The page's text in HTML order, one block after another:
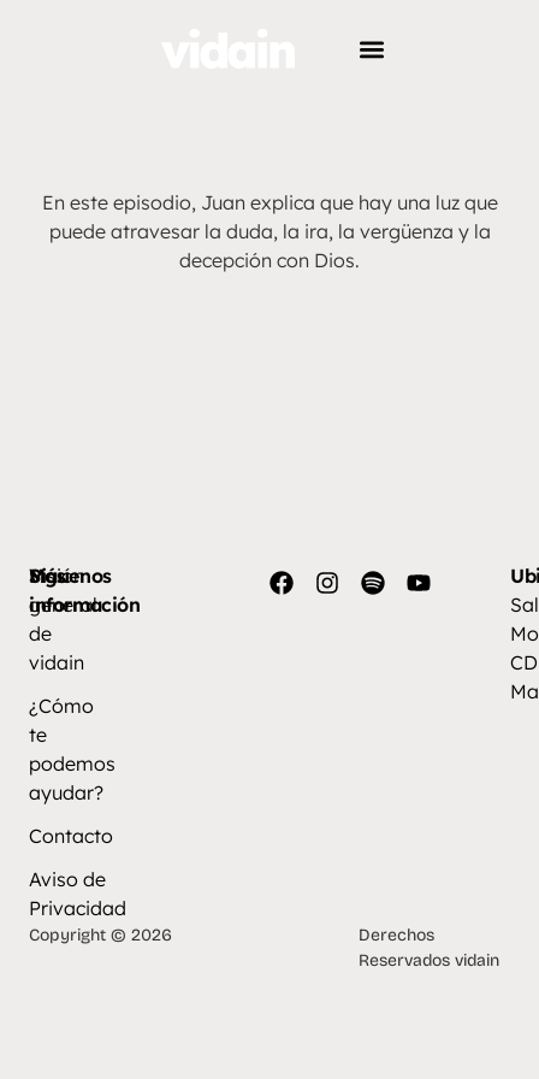
En este episodio, Juan explica que hay una luz que
puede atravesar la duda, la ira, la vergüenza y la
decepción con Dios.
Más
información
Visión
general
de
vidain
¿Cómo
te
podemos
ayudar?
Contacto
Aviso de
Privacidad
Síguenos
Copyright © 2026
Derechos
Reservados vidain